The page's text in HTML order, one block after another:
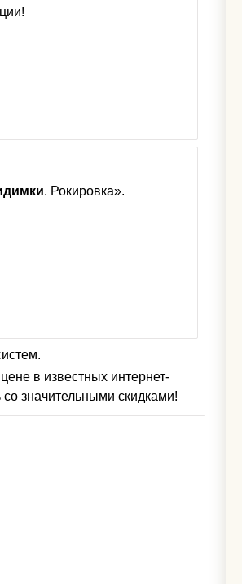
. Рокировка».
в известных интернет-
значительными скидками!